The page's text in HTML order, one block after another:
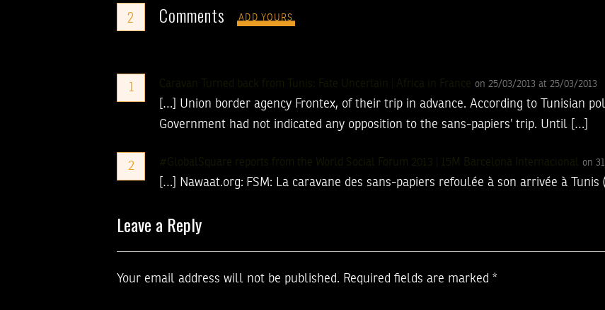
2 Comments ADD YOURS
1 Caravan Turned back from Tunis: Fate Uncertain | Africa in France on 25/03/2013 at 25/03/2013
[…] Union border agency Frontex, of their trip in advance. According to Tunisian
Government had not indicated any opposition to the sans-papiers’ trip. Until […]
2 #GlobalSquare reports from the World Social Forum 2013 | 15M Barcelona Internacional on
[…] Nawaat.org: FSM: La caravane des sans-papiers refoulée à son arrivée à Tunis
Leave a Reply
Your email address will not be published. Required fields are marked*